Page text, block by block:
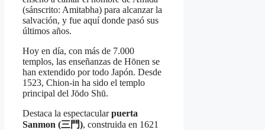
(sánscrito: Amitabha) para alcanzar la
salvación, y fue aquí donde pasó sus
últimos años.
Hoy en día, con más de 7.000
templos, las enseñanzas de Hōnen se
han extendido por todo Japón. Desde
1523, Chion-in ha sido el templo
principal del Jōdo Shū.
Destaca la espectacularpuerta
Sanmon (三門), construida en 1621